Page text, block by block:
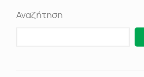
Αναζήτηση